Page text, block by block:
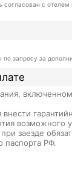
согласован с
запросу за
включенном
внести
возможного
заезде
паспорта РФ.